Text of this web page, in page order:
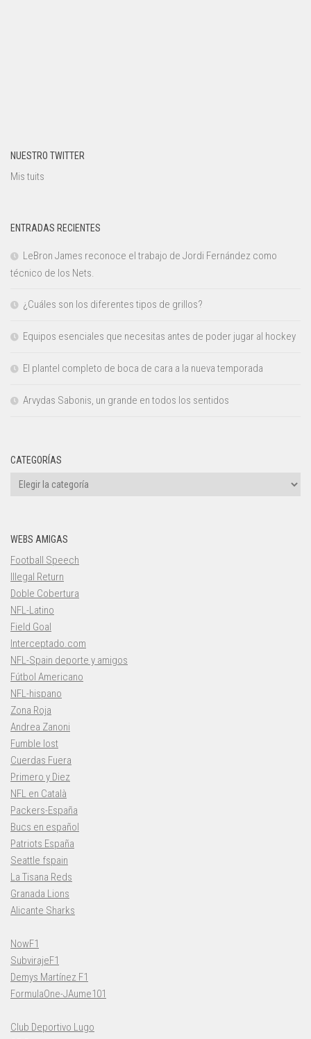
NUESTRO TWITTER
Mis tuits
ENTRADAS RECIENTES
LeBron James reconoce el trabajo de Jordi Fernández como
técnico de los Nets.
¿Cuáles son los diferentes tipos de grillos?
Equipos esenciales que necesitas antes de poder jugar al hockey
El plantel completo de boca de cara a la nueva temporada
Arvydas Sabonis, un grande en todos los sentidos
CATEGORÍAS
Categorías
WEBS AMIGAS
Football Speech
Illegal Return
Doble Cobertura
NFL-Latino
Field Goal
Interceptado.com
NFL-Spain deporte y amigos
Fútbol Americano
NFL-hispano
Zona Roja
Andrea Zanoni
Fumble lost
Cuerdas Fuera
Primero y Diez
NFL en Català
Packers-España
Bucs en español
Patriots España
Seattle fspain
La Tisana Reds
Granada Lions
Alicante Sharks
NowF1
SubvirajeF1
Demys Martínez F1
FormulaOne-JAume101
Club Deportivo Lugo